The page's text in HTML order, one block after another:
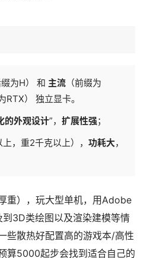
缀为H） 和 主流 （前缀为
RTX） 独立显卡。
的外观设计”， 扩展性强；
上，重2千克以上）， 功耗大，
重），玩大型单机，用Adobe
3D类绘图以及渲染建模等情
些散热好配置高的游戏本/高性
算5000起步会找到适合自己的